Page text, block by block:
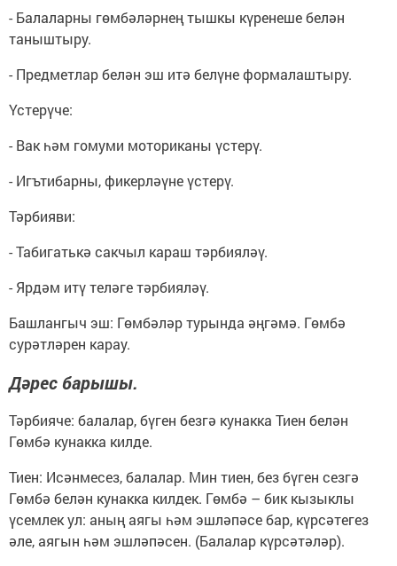
- Балаларны гөмбәләрнең тышкы күренеше белән
таныштыру.
- Предметлар белән эш итә белүне формалаштыру.
Үстерүче:
- Вак һәм гомуми моториканы үстерү.
- Игътибарны, фикерләүне үстерү.
Тәрбияви:
- Табигатькә сакчыл караш тәрбияләү.
- Ярдәм итү теләге тәрбияләү.
Башлангыч эш: Гөмбәләр турында әңгәмә. Гөмбә
сурәтләрен карау.
Дәрес барышы.
Тәрбияче: балалар, бүген безгә кунакка Тиен белән
Гөмбә кунакка килде.
Тиен: Исәнмесез, балалар. Мин тиен, без бүген сезгә
Гөмбә белән кунакка килдек. Гөмбә – бик кызыклы
үсемлек ул: аның аягы һәм эшләпәсе бар, күрсәтегез
әле, аягын һәм эшләпәсен. (Балалар күрсәтәләр).